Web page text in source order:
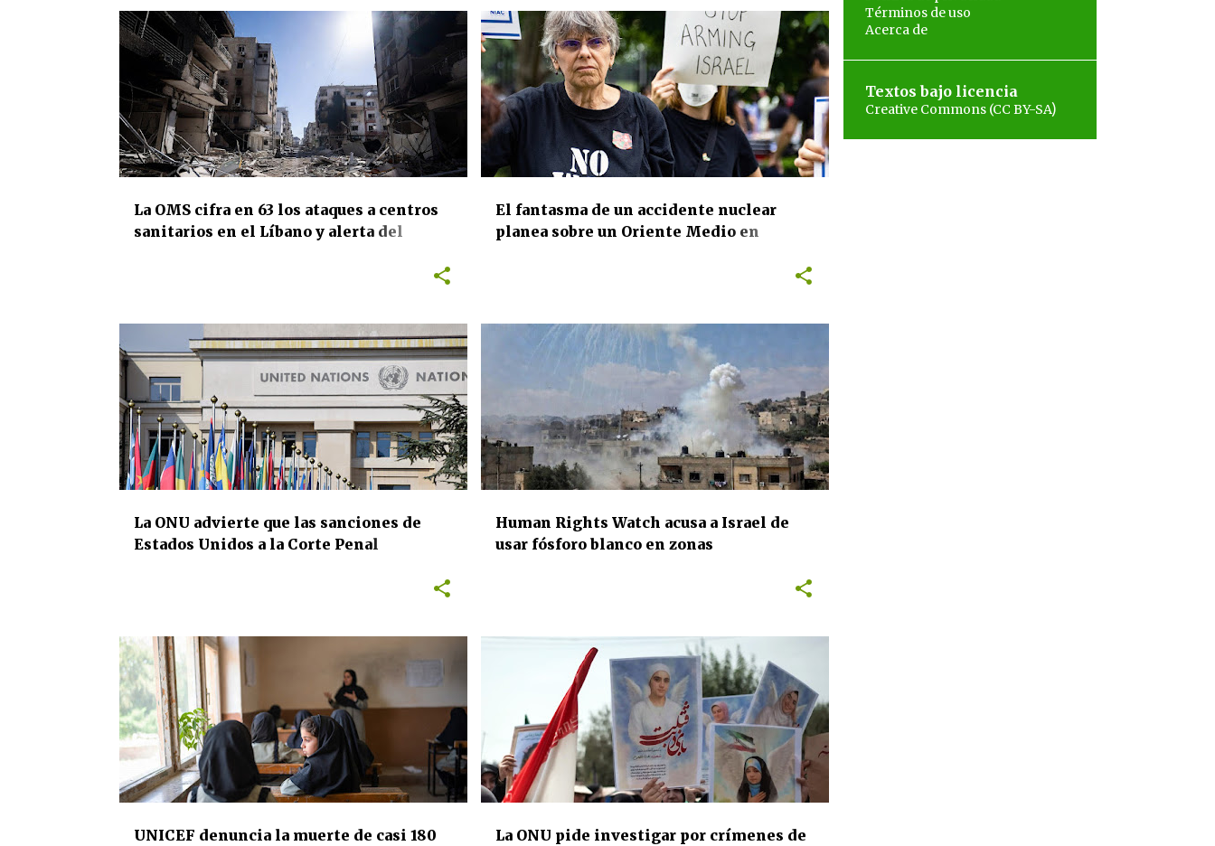
La OMS cifra en 63 los ataques a centros
sanitarios en el Líbano y alerta del
DERECHOS HUMANOS INTERNACIONAL
SALUD PÚBLICA SANIDAD
El fantasma de un accidente nuclear
planea sobre un Oriente Medio en
catástrofe humanitaria sin precedentes
DERECHOS HUMANOS INTERNACIONAL +
SALUD PÚBLICA
La ONU advierte que las sanciones de
Estados Unidos a la Corte Penal
DERECHOS HUMANOS INTERNACIONAL JUSTICIA
Human Rights Watch acusa a Israel de
usar fósforo blanco en zonas
DERECHOS HUMANOS
UNICEF denuncia la muerte de casi 180
DERECHOS HUMANOS
La ONU pide investigar por crímenes de
DERECHOS HUMANOS INTERNACIONAL
Términos de uso
Acerca de
Textos bajo licencia
Creative Commons (CC BY-SA)